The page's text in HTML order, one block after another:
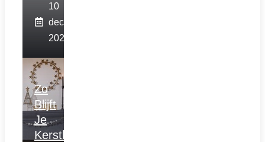
10
december
2025
Zo
Blijft
Je
Kerstboom